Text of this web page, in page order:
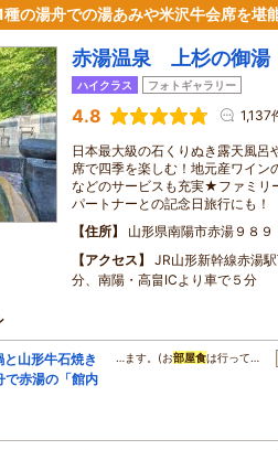
の湯舟での湯あみや米沢牛会席を堪
赤湯温泉 上杉の御
ハイクラス フォトギャラリー
4.8 1,137
日本最大級の石くりぬき露天風呂
席で四季を楽しむ！地元産ワイン
などのサービスも充実★ファミリ
パートナーとの記念日旅行にも！
住所
山形県南陽市赤湯９８９
アクセス
JR山形新幹線赤湯
分、南陽・高畠ICより車で５分
と山形牛石焼き
赤湯の「館内
…ます。(お部屋食は行って…